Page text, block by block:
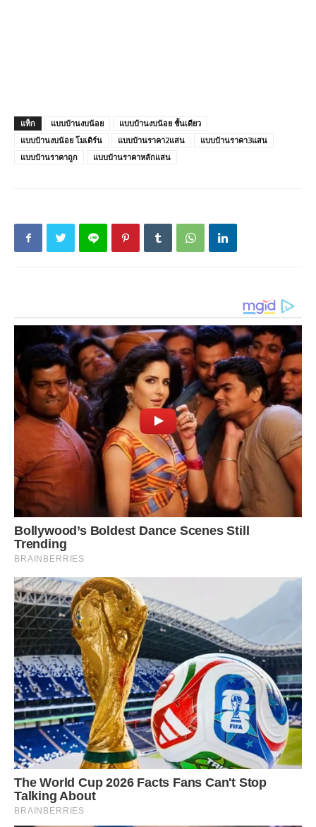
แท็ก แบบบ้านงบน้อย
แบบบ้านงบน้อย ชั้นเดียว
แบบบ้านงบน้อย โมเดิร์น
แบบบ้านราคา2แสน
แบบบ้านราคา3แสน
แบบบ้านราคาถูก
แบบบ้านราคาหลักแสน